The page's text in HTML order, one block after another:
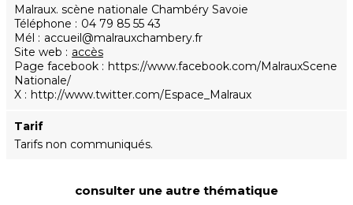
Malraux. scène nationale Chambéry Savoie
Téléphone
04 79 85 55 43
Mél
accueil@malrauxchambery.fr
Site web
accès
Page facebook
https://www.facebook.com/MalrauxScene
Nationale/
X
http://www.twitter.com/Espace_Malraux
Tarif
Tarifs non communiqués.
consulter une autre thématique